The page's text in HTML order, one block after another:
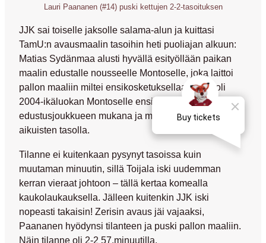
Lauri Paananen (#14) puski kettujen 2-2-tasoituksen
JJK sai toiselle jaksolle salama-alun ja kuittasi
TamU:n avausmaalin tasoihin heti puoliajan alkuun:
Matias Sydänmaa alusti hyvällä esityöllään paikan
maalin edustalle nousseelle Montoselle, joka laittoi
pallon maaliin miltei ensikosketuksellaan! Peli oli
2004-ikäluokan Montoselle ensimmäinen
edustusjoukkueen mukana ja maali ensimmäinen
aikuisten tasolla.
Tilanne ei kuitenkaan pysynyt tasoissa kuin
muutaman minuutin, sillä Toijala iski uudemman
kerran vieraat johtoon – tällä kertaa komealla
kaukolaukauksella. Jälleen kuitenkin JJK iski
nopeasti takaisin! Zerisin avaus jäi vajaaksi,
Paananen hyödynsi tilanteen ja puski pallon maaliin.
Näin tilanne oli 2-2 57.minuutilla.